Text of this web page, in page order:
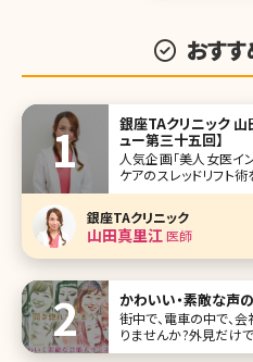
おす
銀座TAクリニック
ュー第三十五回】
人気企画「美人女医イ
ケアのスレッドリフト
に4院を展開するTAク
はニキビ肌に悩まされ
容の医師をや
銀座TAクリニック
山田真里江 医師
かわいい・素敵な声
街中で、電車の中で、
りませんか?外見だけ
の1つです。 今回は、